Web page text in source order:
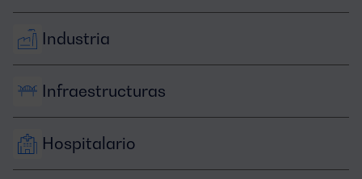
Industria
Infraestructuras
Hospitalario